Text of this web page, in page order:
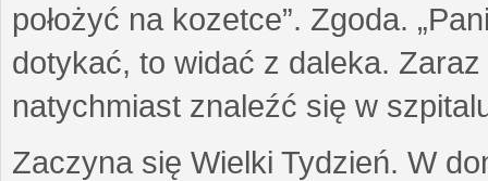
położyć na kozetce”. Zgoda.
dotykać, to widać z daleka.
natychmiast znaleźć się w
Zaczyna się Wielki Tydzień. W